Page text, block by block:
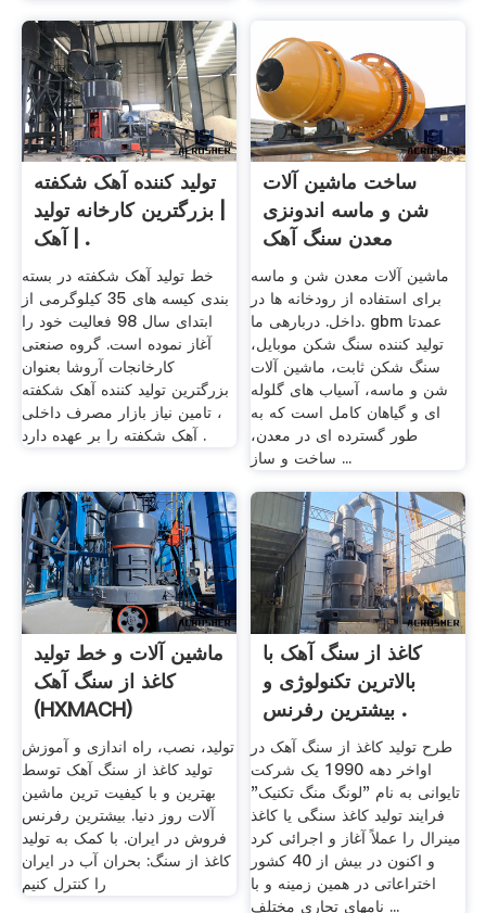
تولید کننده آهک شکفته
| بزرگترین کارخانه تولید
آهک | .
خط تولید آهک شکفته در بسته
بندی کیسه های 35 کیلوگرمی از
ابتدای سال 98 فعالیت خود را
آغاز نموده است. گروه صنعتی
کارخانجات آروشا بعنوان
بزرگترین تولید کننده آهک شکفته
، تامین نیاز بازار مصرف داخلی
آهک شکفته را بر عهده دارد .
ساخت ماشین آلات
شن و ماسه اندونزی
معدن سنگ آهک
ماشین آلات معدن شن و ماسه
برای استفاده از رودخانه ها در
داخل. دربارهی ما. gbm عمدتا
تولید کننده سنگ شکن موبایل،
سنگ شکن ثابت، ماشین آلات
شن و ماسه، آسیاب های گلوله
ای و گیاهان کامل است که به
طور گسترده ای در معدن،
ساخت و ساز ...
ماشین آلات و خط تولید
کاغذ از سنگ آهک
(HXMACH)
تولید، نصب، راه اندازی و آموزش
تولید کاغذ از سنگ آهک توسط
بهترین و با کیفیت ترین ماشین
آلات روز دنیا. بیشترین رفرنس
فروش در ایران. با کمک به تولید
کاغذ از سنگ: بحران آب در ایران
را کنترل کنیم
کاغذ از سنگ آهک با
بالاترین تکنولوژی و
بیشترین رفرنس .
طرح تولید کاغذ از سنگ آهک در
اواخر دهه 1990 یک شرکت
تایوانی به نام "لونگ منگ تکنیک"
فرایند تولید کاغذ سنگی یا کاغذ
مینرال را عملاً آغاز و اجرائی کرد
و اکنون در بیش از 40 کشور
اختراعاتی در همین زمینه و با
نامهای تجاری مختلف ...